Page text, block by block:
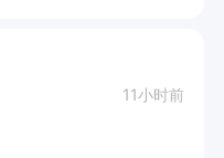
11小时前